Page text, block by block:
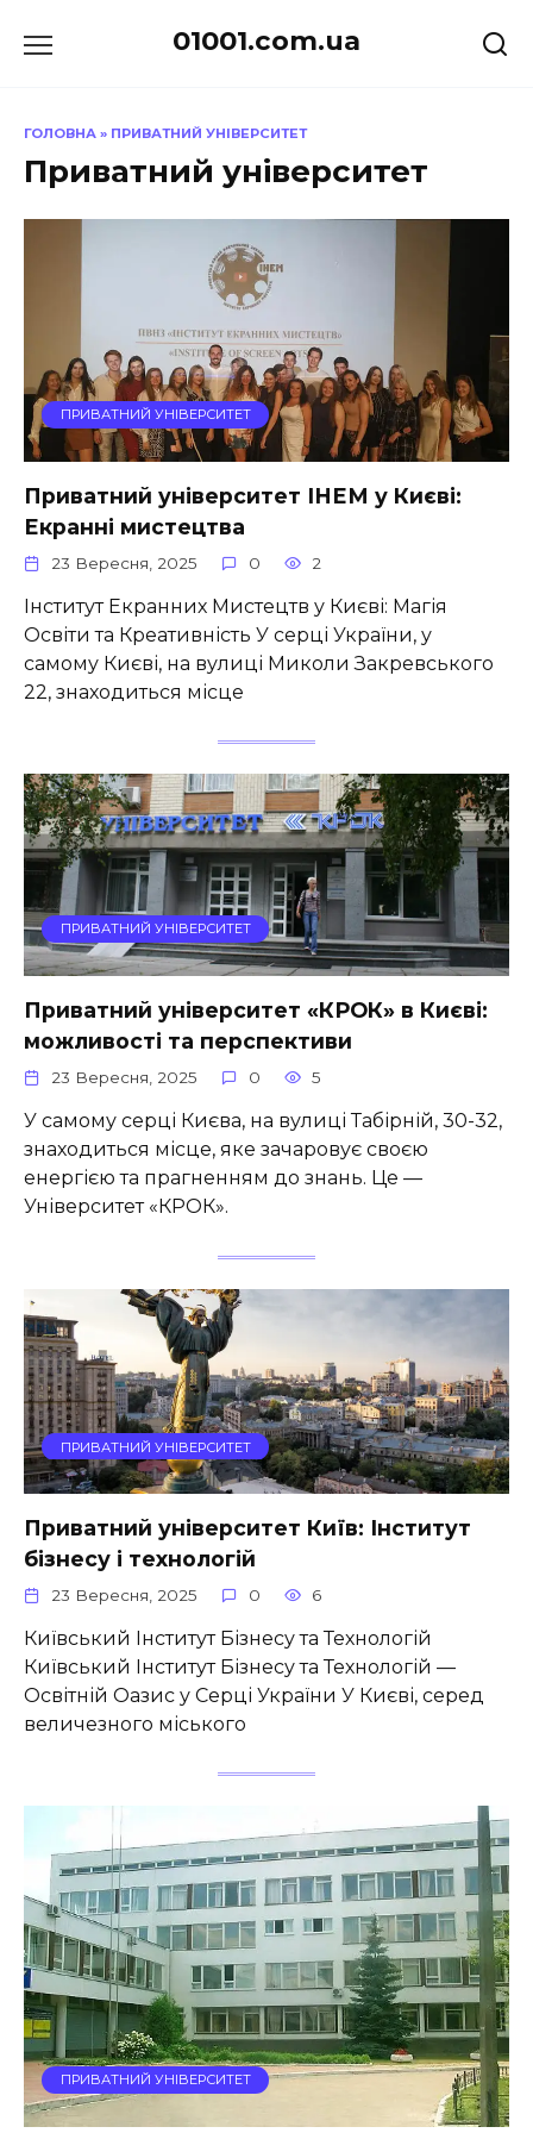
до
01001.com.ua
ГОЛОВНА » ПРИВАТНИЙ УНІВЕРСИТЕТ
Приватний університет
ПРИВАТНИЙ УНІВЕРСИТЕТ
Приватний університет ІНЕМ у Києві:
Екранні мистецтва
23 Вересня, 2025 0 2
Інститут Екранних Мистецтв у Києві: Магія
Освіти та Креативність У серці України, у
самому Києві, на вулиці Миколи Закревського
22, знаходиться місце
ПРИВАТНИЙ УНІВЕРСИТЕТ
Приватний університет «КРОК» в Києві:
можливості та перспективи
23 Вересня, 2025 0 5
У самому серці Києва, на вулиці Табірній, 30-32,
знаходиться місце, яке зачаровує своєю
енергією та прагненням до знань. Це —
Університет «КРОК».
ПРИВАТНИЙ УНІВЕРСИТЕТ
Приватний університет Київ: Інститут
бізнесу і технологій
23 Вересня, 2025 0 6
Київський Інститут Бізнесу та Технологій
Київський Інститут Бізнесу та Технологій —
Освітній Оазис у Серці України У Києві, серед
величезного міського
ПРИВАТНИЙ УНІВЕРСИТЕТ